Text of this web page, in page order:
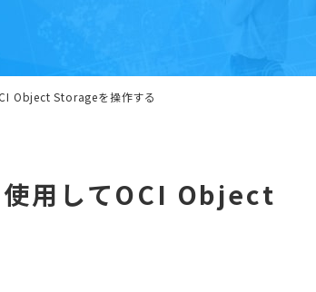
Object Storageを操作する
用してOCI Object